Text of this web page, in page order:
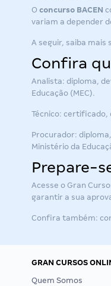
O concurso BACEN
variam a depender
A seguir, saiba
Confira
Analista: diploma,
Educação (MEC).
Técnico:
Procurador:
Ministério da
Prepare-
Acesse o Gran
garantir a sua
Confira também:
GRAN CURSOS
Quem Somos